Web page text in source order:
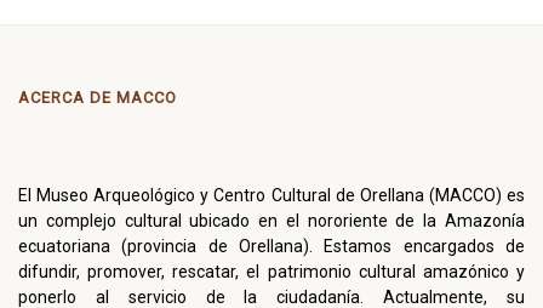
ACERCA DE MACCO
El Museo Arqueológico y Centro Cultural de Orellana (MACCO) es
un complejo cultural ubicado en el nororiente de la Amazonía
ecuatoriana (provincia de Orellana). Estamos encargados de
difundir, promover, rescatar, el patrimonio cultural amazónico y
ponerlo al servicio de la ciudadanía. Actualmente, su